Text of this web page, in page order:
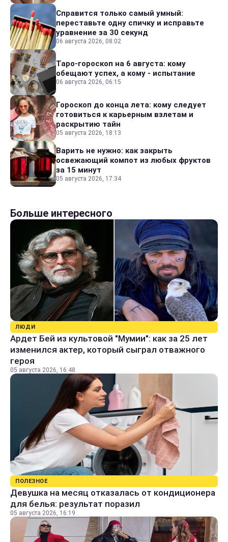
Справится только самый умный:
переставьте одну спичку и исправьте
уравнение за 30 секунд
06 августа 2026, 08:02
Таро-гороскоп на 6 августа: кому
обещают успех, а кому - испытание
06 августа 2026, 06:15
Гороскоп до конца лета: кому следует
готовиться к карьерным взлетам и
раскрытию тайн
05 августа 2026, 18:13
Варить не нужно: как закрыть
освежающий компот из любых фруктов
за 15 минут
05 августа 2026, 17:34
Больше интересного
ЛЮДИ
Ардет Бей из культовой "Мумии": как за 25 лет
изменился актер, который сыграл отважного
героя
05 августа 2026, 16:48
ПОЛЕЗНОЕ
Девушка на месяц отказалась от кондиционера
для белья: результат поразил
05 августа 2026, 16:19